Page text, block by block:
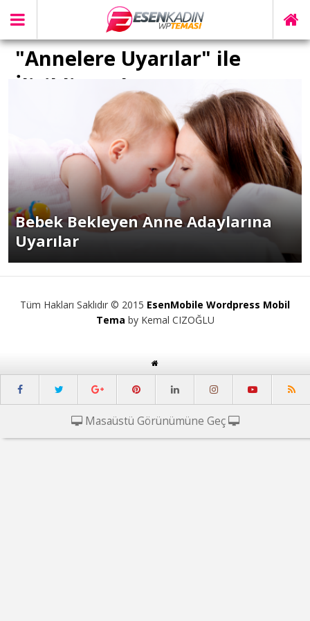
"Annelere Uyarılar" ile
İlişikli yazılar
Bebek Bekleyen Anne Adaylarına
Uyarılar
Tüm Hakları Saklıdır © 2015 EsenMobile Wordpress Mobil
Tema by Kemal CIZOĞLU
Masaüstü Görünümüne Geç